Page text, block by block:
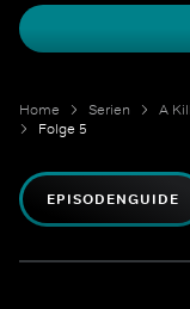
Home Serien
Folge 5
EPISODENGUIDE